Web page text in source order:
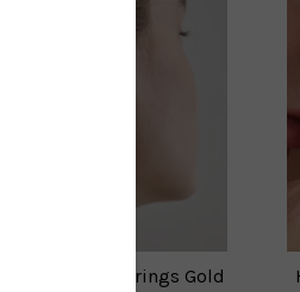
Double Ball Earrings Gold